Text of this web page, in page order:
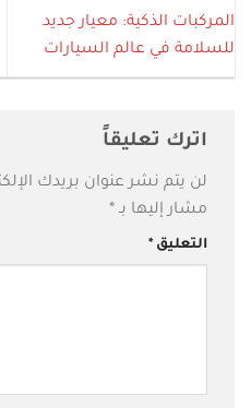
المركبات الذكية: معيار جديد
للسلامة في عالم السيارات
اترك تعليقاً
لن يتم نشر عنوان بريدك
مشار إليها بـ *
التعليق*